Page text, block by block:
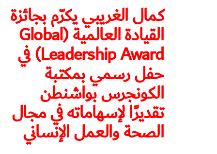
كمال الغريبي يكرّم بجائزة
القيادة العالمية (Global
Leadership Award) في
حفل رسمي بمكتبة
الكونجرس بواشنطن
تقديرًا لإسهاماته في مجال
الصحة والعمل الإنساني